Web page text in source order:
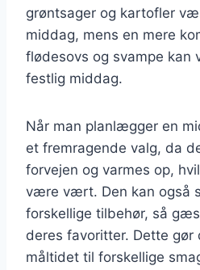
grøntsager og kartofler
middag, mens en mere
flødesovs og svampe
festlig middag.
Når man planlægger en
et fremragende valg, da
forvejen og varmes op,
være vært. Den kan også
forskellige tilbehør, så
deres favoritter. Dette
måltidet til forskellige